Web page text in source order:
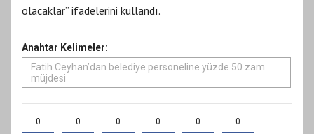
olacaklar” ifadelerini kullandı.
Anahtar Kelimeler:
Fatih Ceyhan’dan belediye personeline yüzde 50 zam
müjdesi
0 0 0 0 0 0